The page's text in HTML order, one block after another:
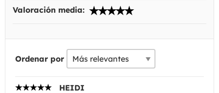
Valoración media:
Ordenar por
HEIDI